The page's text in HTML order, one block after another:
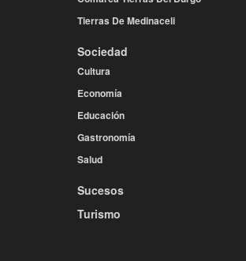
Tierras De Medinaceli
Sociedad
Cultura
Economía
Educación
Gastronomía
Salud
Sucesos
Turismo